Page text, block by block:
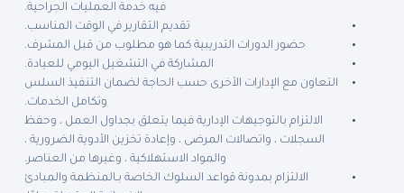
فيه خدمة العمليات الجراحية.
تقديم التقارير في الوقت المناسب.
حضور الدورات التدريبية كما هو مطلوب من قبل المشرف.
المشاركة في التشغيل اليومي للعيادة.
التعاون مع الإدارات الأخرى حسب الحاجة لضمان التنفيذ السلس
وتكامل الخدمات.
الالتزام بالتوجيهات الإدارية فيما يتعلق بجداول العمل ، وحفظ
السجلات ، واتصالات المرضى ، وإعادة تخزين الأدوية الضرورية ،
والمواد الاستهلاكية ، وغيرها من العناصر.
الالتزام بمدونة قواعد السلوك الخاصة بـالمنظمة والمبادئ